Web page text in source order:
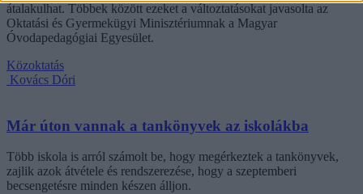
átalakulhat. Többek között ezeket a változtatásokat javasolta az
Oktatási és Gyermekügyi Minisztériumnak a Magyar
Óvodapedagógiai Egyesület.
Közoktatás
Kovács Dóri
Már úton vannak a tankönyvek az iskolákba
Több iskola is arról számolt be, hogy megérkeztek a tankönyvek,
zajlik azok átvétele és rendszerezése, hogy a szeptemberi
becsengetésre minden készen álljon.